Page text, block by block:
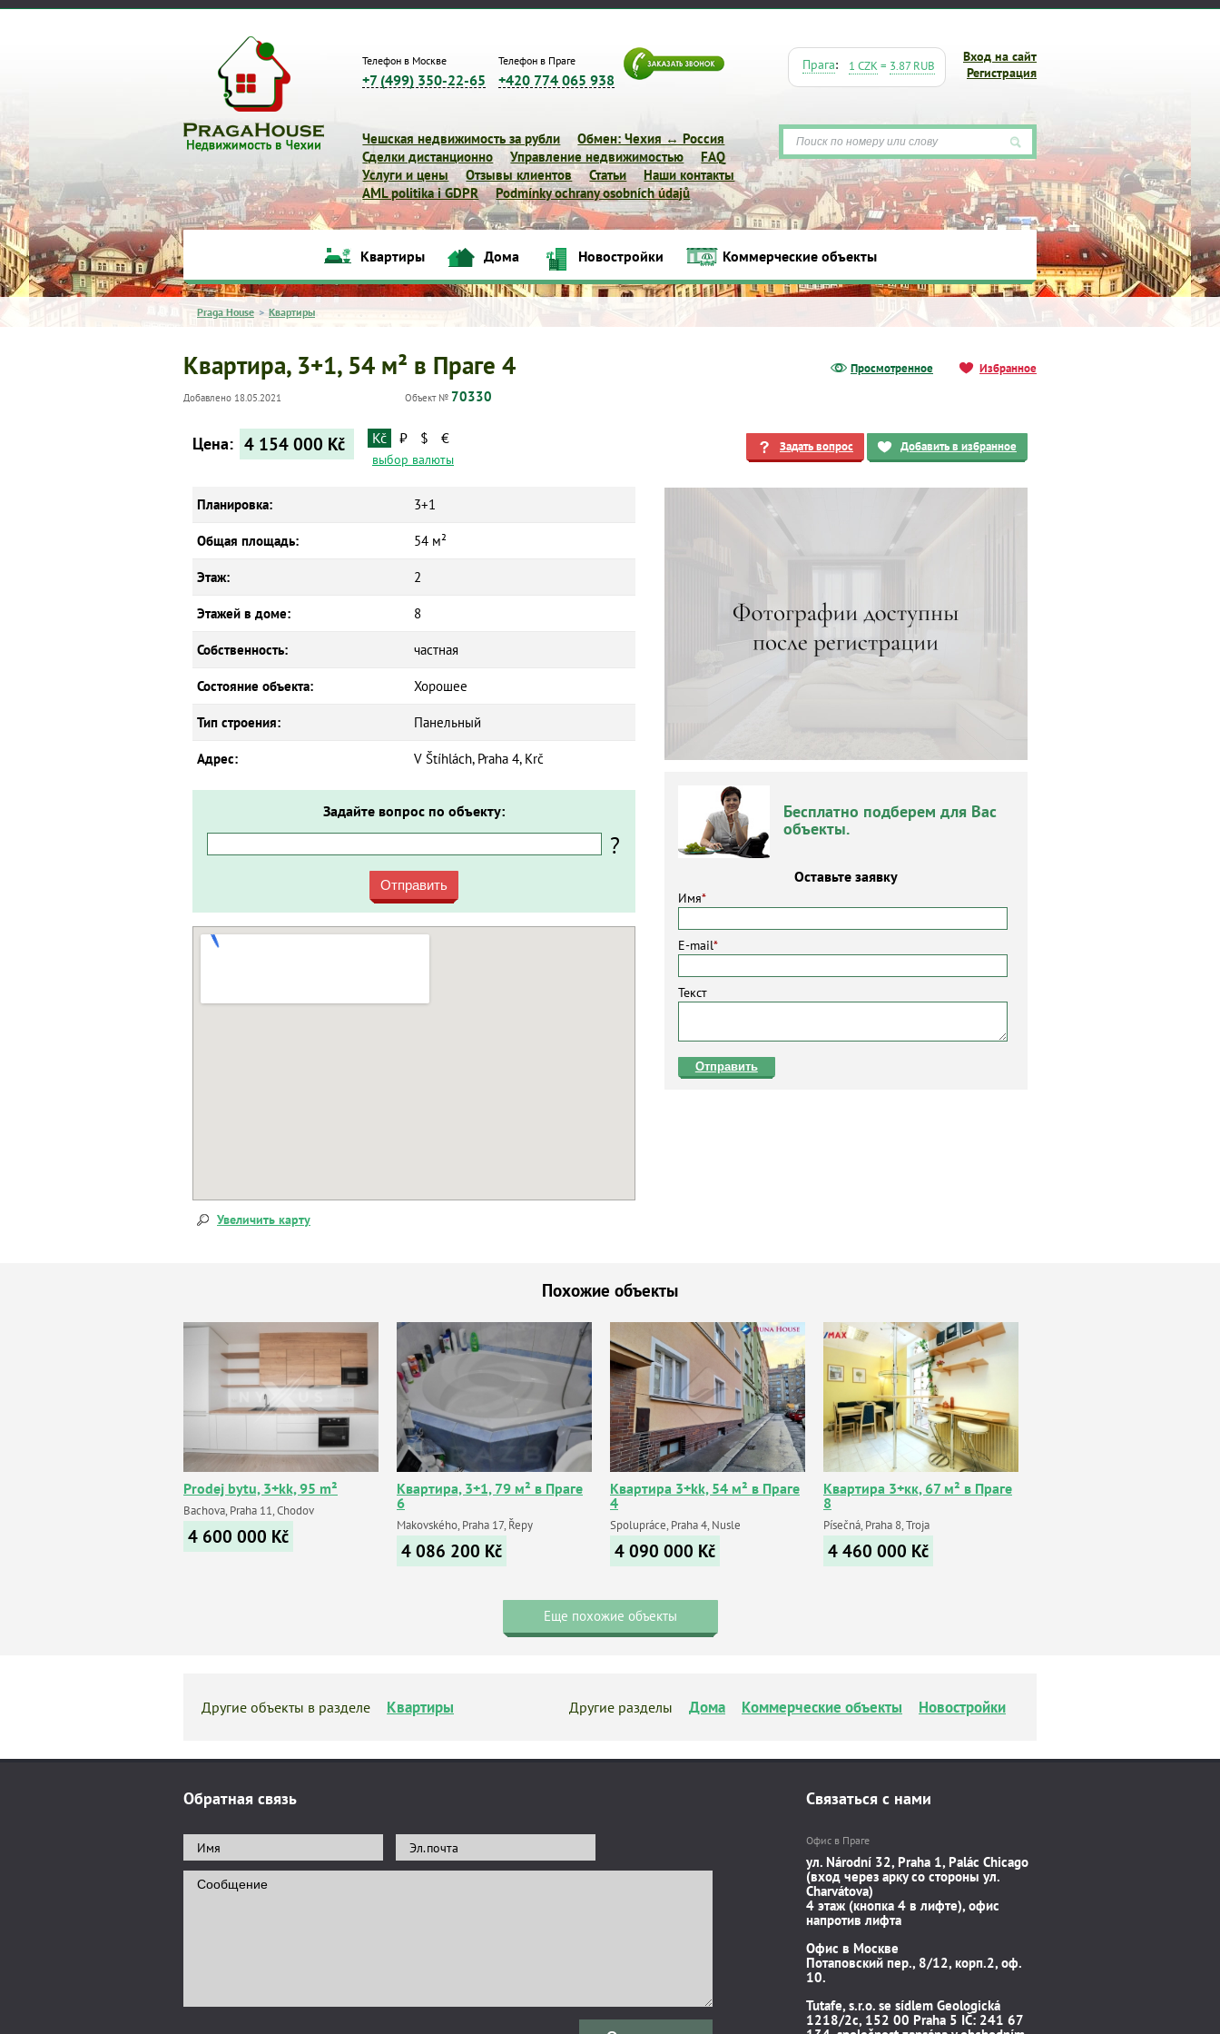
Телефон в Москве
+7 (499) 350-22-65
Телефон в Праге
+420 774 065 938
Вход на сайт
Регистрация
Прага: 1 CZK= 3.87 RUB
Чешская недвижимость за рубли
Обмен: Чехия ↔ Россия
Сделки дистанционно
Управление недвижимостью
FAQ
Услуги и цены
Отзывы клиентов Статьи
Наши контакты
AML politika i GDPR
Podmínky ochrany osobních údajů
Квартиры Дома Новостройки Коммерческие объекты
Квартиры Дома Новостройки Коммерческие объекты
Praga House > Квартиры
Просмотренное Избранное
Квартира, 3+1, 54 м² в Праге 4
Добавлено 18.05.2021 Объект № 70330
Задать вопрос Добавить в избранное
Бесплатно подберем для Вас
объекты.
Оставьте заявку
Имя*
E-mail*
Текст
Отправить
Цена: 4 154 000 Kč Kč ₽ $ €
выбор валюты
Планировка: 3+1
Общая площадь: 54 м²
Этаж: 2
Этажей в доме: 8
Собственность: частная
Состояние объекта: Хорошее
Тип строения: Панельный
Адрес: V Štíhlách, Praha 4, Krč
Задайте вопрос по объекту:
?
Отправить
Увеличить карту
Похожие объекты
Prodej bytu, 3+kk, 95 m²
Bachova, Praha 11, Chodov
4 600 000 Kč
Квартира, 3+1, 79 м² в Праге
6
Makovského, Praha 17, Řepy
4 086 200 Kč
Квартира 3+kk, 54 м² в Праге
4
Spolupráce, Praha 4, Nusle
4 090 000 Kč
Квартира 3+кк, 67 м² в Праге
8
Písečná, Praha 8, Troja
4 460 000 Kč
Еще похожие объекты
Другие объекты в разделе Квартиры Другие разделы Дома Коммерческие объекты Новостройки
Обратная связь Связаться с нами
Офис в Праге
ул. Národní 32, Praha 1, Palác Chicago
(вход через арку со стороны ул.
Charvátova)
4 этаж (кнопка 4 в лифте), офис
напротив лифта
Офис в Москве
Потаповский пер., 8/12, корп.2, оф.
10.
Tutafe, s.r.o. se sídlem Geologická
1218/2c, 152 00 Praha 5 IČ: 241 67